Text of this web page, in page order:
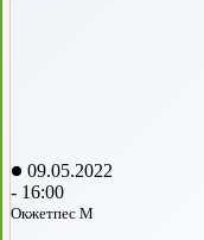
09.05.2022
- 16:00
Окжетпес М